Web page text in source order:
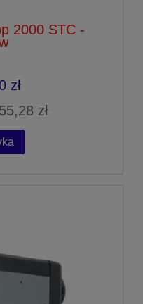
2000 STC -
zł
zł